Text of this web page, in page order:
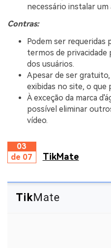
necessário instalar
Contras:
Podem ser requeridas
termos de privacidade
dos usuários.
Apesar de ser
exibidas no site, o que
À exceção da marca
possível eliminar
vídeo.
03
de 07
TikMate